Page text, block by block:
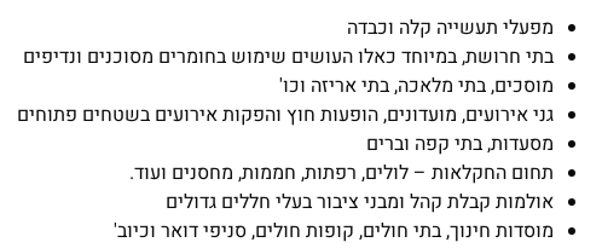
מפעלי תעשייה קלה וכבדה
בתי חרושת, במיוחד כאלו העושים שימוש בחומרים מסוכנים ונדיפים
מוסכים, בתי מלאכה, בתי אריזה וכו'
גני אירועים, מועדונים, הופעות חוץ והפקות אירועים בשטחים פתוחים
מסעדות, בתי קפה וברים
תחום החקלאות – לולים, רפתות, חממות, מחסנים ועוד.
אולמות קבלת קהל ומבני ציבור בעלי חללים גדולים
מוסדות חינוך, בתי חולים, קופות חולים, סניפי דואר וכיוב'